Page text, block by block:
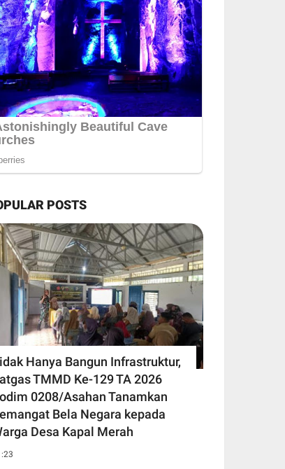
POSTS
Hanya Bangun Infrastruktur,
TMMD Ke-129 TA 2026
0208/Asahan Tanamkan
Bela Negara kepada
Desa Kapal Merah